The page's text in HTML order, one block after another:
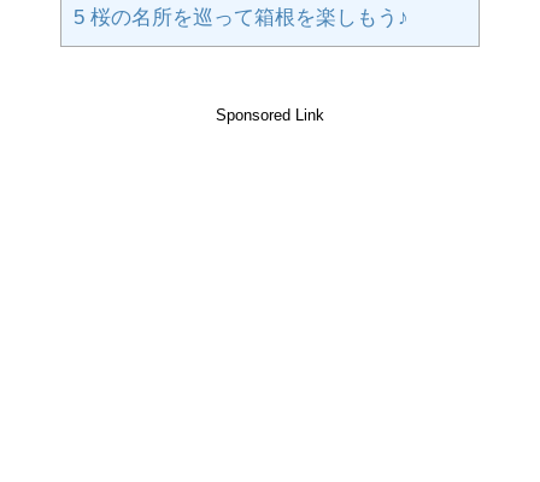
5 桜の名所を巡って箱根を楽しもう♪
Sponsored Link